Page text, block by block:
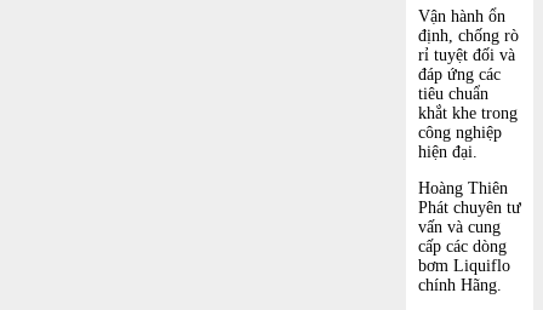
Vận hành ổn
định, chống rò
rỉ tuyệt đối và
đáp ứng các
tiêu chuẩn
khắt khe trong
công nghiệp
hiện đại.
Hoàng Thiên
Phát chuyên tư
vấn và cung
cấp các dòng
bơm Liquiflo
chính Hãng.